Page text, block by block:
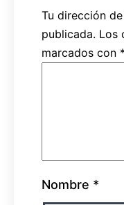
Tu dirección
publicada. Los
marcados con *
Nombre *